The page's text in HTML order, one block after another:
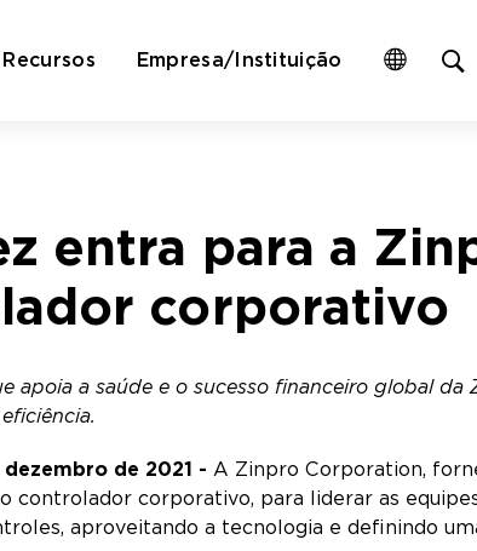
Recursos Empresa/Instituição
entra para a
corporativo
apoia a saúde e o sucesso financeiro global da
dezembro de 2021 - A Zinpro Corporation,
controlador corporativo, para liderar as
aproveitando a tecnologia e definindo